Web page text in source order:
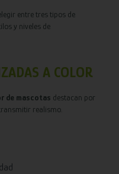
entre tres tipos de
y niveles de
A COLOR
de mascotas destacan por
realismo.